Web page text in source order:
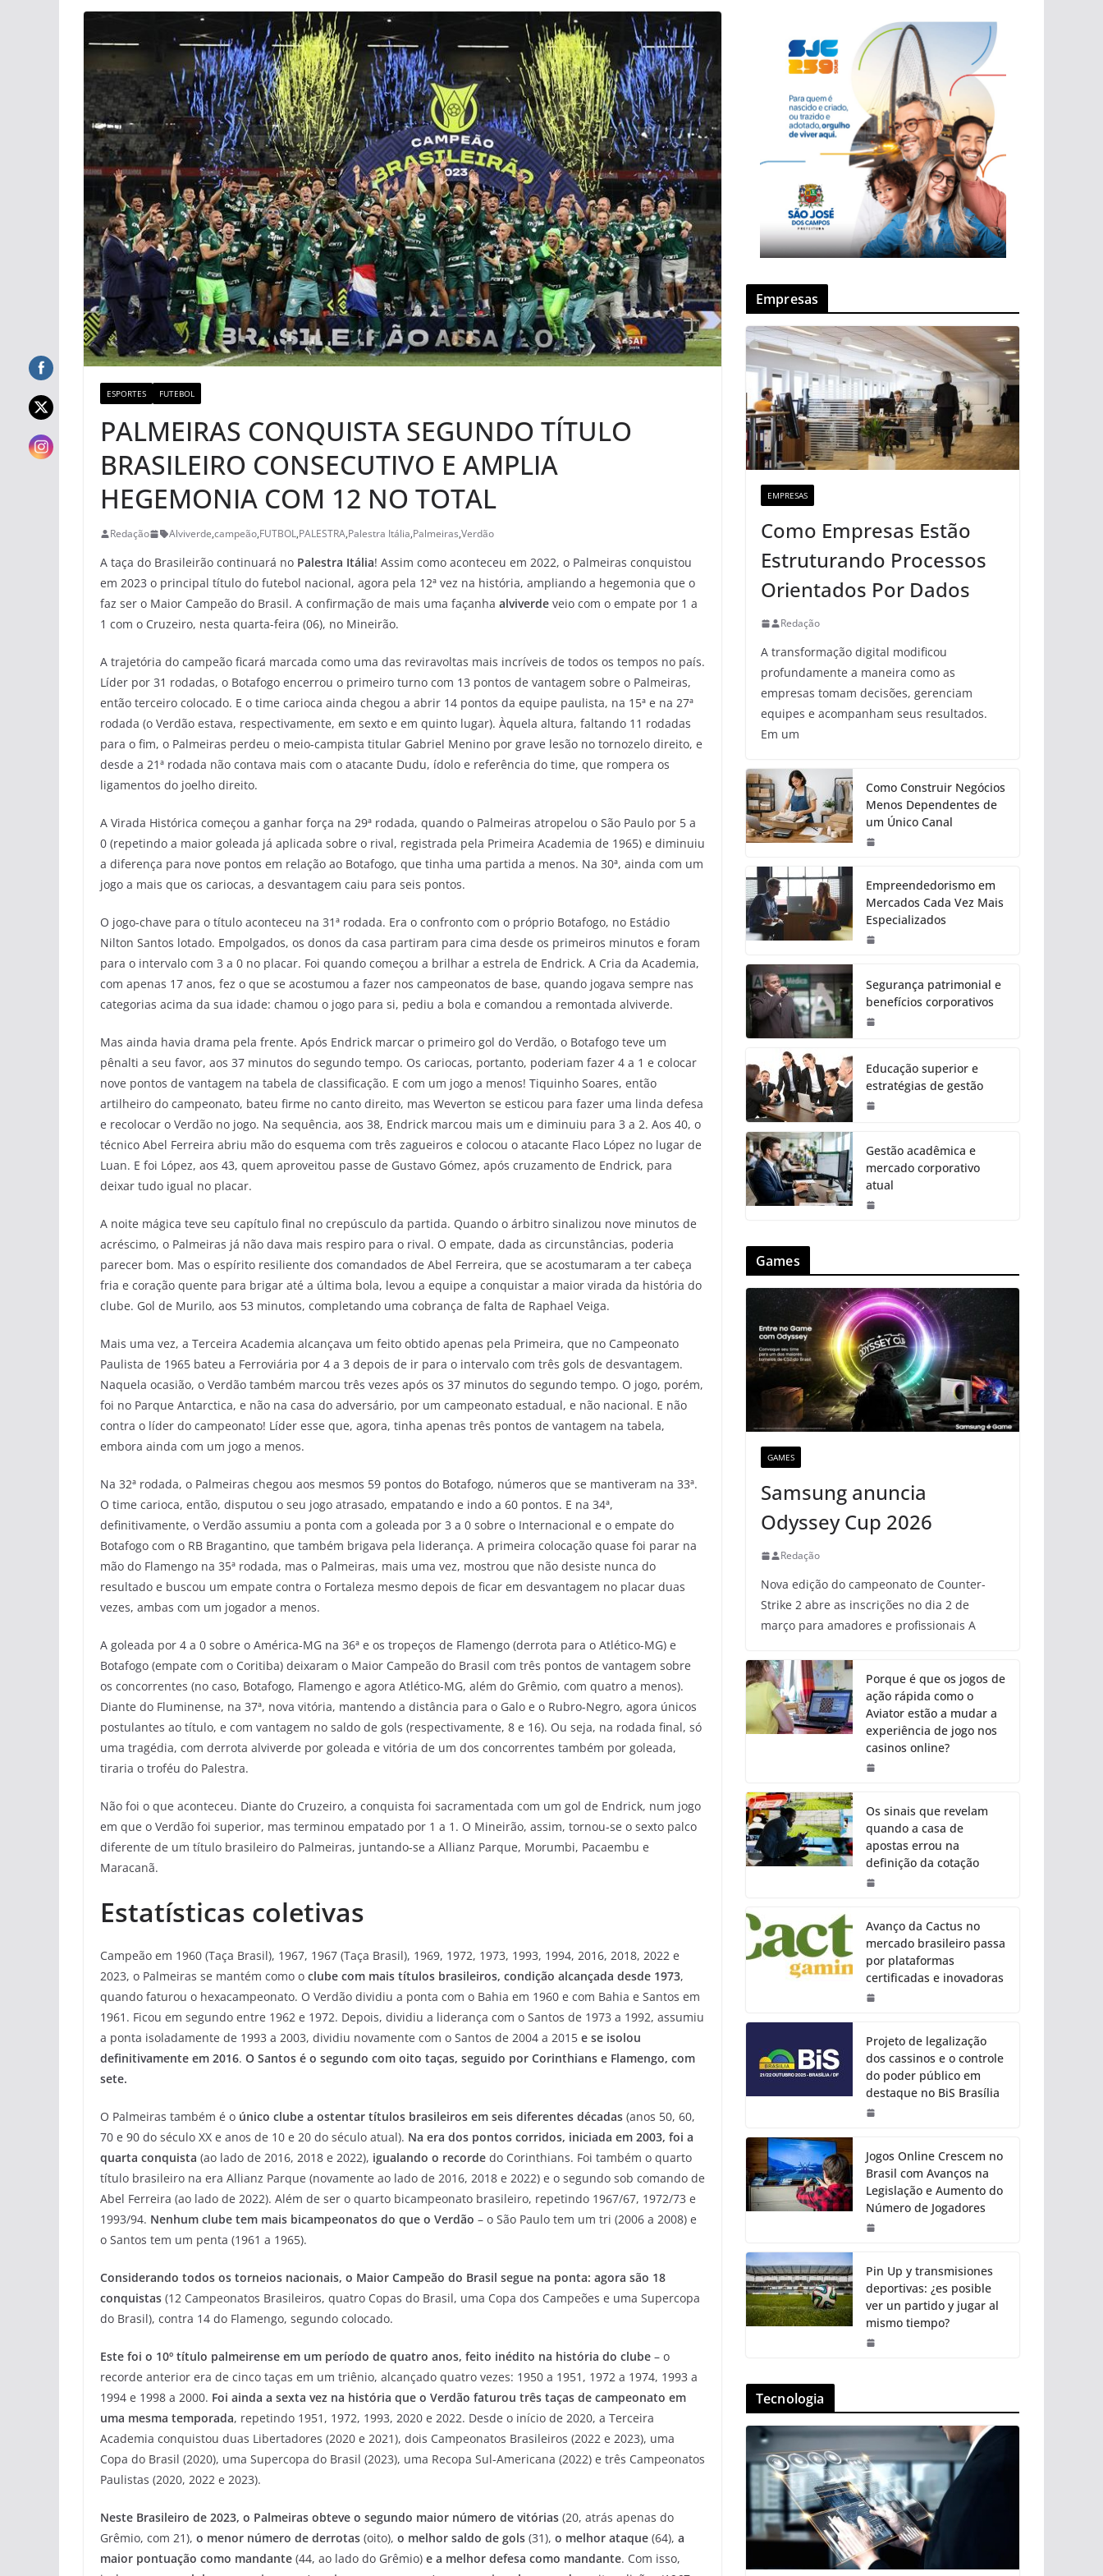
ESPORTES FUTEBOL
PALMEIRAS CONQUISTA SEGUNDO TÍTULO
BRASILEIRO CONSECUTIVO E AMPLIA
HEGEMONIA COM 12 NO TOTAL
Redação Alviverde,campeão,FUTBOL,PALESTRA,Palestra Itália,Palmeiras,Verdão
A taça do Brasileirão continuará no Palestra Itália! Assim como aconteceu em 2022, o Palmeiras conquistou
em 2023 o principal título do futebol nacional, agora pela 12ª vez na história, ampliando a hegemonia que o
faz ser o Maior Campeão do Brasil. A confirmação de mais uma façanha alviverde veio com o empate por 1 a
1 com o Cruzeiro, nesta quarta-feira (06), no Mineirão.
A trajetória do campeão ficará marcada como uma das reviravoltas mais incríveis de todos os tempos no país.
Líder por 31 rodadas, o Botafogo encerrou o primeiro turno com 13 pontos de vantagem sobre o Palmeiras,
então terceiro colocado. E o time carioca ainda chegou a abrir 14 pontos da equipe paulista, na 15ª e na 27ª
rodada (o Verdão estava, respectivamente, em sexto e em quinto lugar). Àquela altura, faltando 11 rodadas
para o fim, o Palmeiras perdeu o meio-campista titular Gabriel Menino por grave lesão no tornozelo direito, e
desde a 21ª rodada não contava mais com o atacante Dudu, ídolo e referência do time, que rompera os
ligamentos do joelho direito.
A Virada Histórica começou a ganhar força na 29ª rodada, quando o Palmeiras atropelou o São Paulo por 5 a
0 (repetindo a maior goleada já aplicada sobre o rival, registrada pela Primeira Academia de 1965) e diminuiu
a diferença para nove pontos em relação ao Botafogo, que tinha uma partida a menos. Na 30ª, ainda com um
jogo a mais que os cariocas, a desvantagem caiu para seis pontos.
O jogo-chave para o título aconteceu na 31ª rodada. Era o confronto com o próprio Botafogo, no Estádio
Nilton Santos lotado. Empolgados, os donos da casa partiram para cima desde os primeiros minutos e foram
para o intervalo com 3 a 0 no placar. Foi quando começou a brilhar a estrela de Endrick. A Cria da Academia,
com apenas 17 anos, fez o que se acostumou a fazer nos campeonatos de base, quando jogava sempre nas
categorias acima da sua idade: chamou o jogo para si, pediu a bola e comandou a remontada alviverde.
Mas ainda havia drama pela frente. Após Endrick marcar o primeiro gol do Verdão, o Botafogo teve um
pênalti a seu favor, aos 37 minutos do segundo tempo. Os cariocas, portanto, poderiam fazer 4 a 1 e colocar
nove pontos de vantagem na tabela de classificação. E com um jogo a menos! Tiquinho Soares, então
artilheiro do campeonato, bateu firme no canto direito, mas Weverton se esticou para fazer uma linda defesa
e recolocar o Verdão no jogo. Na sequência, aos 38, Endrick marcou mais um e diminuiu para 3 a 2. Aos 40, o
técnico Abel Ferreira abriu mão do esquema com três zagueiros e colocou o atacante Flaco López no lugar de
Luan. E foi López, aos 43, quem aproveitou passe de Gustavo Gómez, após cruzamento de Endrick, para
deixar tudo igual no placar.
A noite mágica teve seu capítulo final no crepúsculo da partida. Quando o árbitro sinalizou nove minutos de
acréscimo, o Palmeiras já não dava mais respiro para o rival. O empate, dada as circunstâncias, poderia
parecer bom. Mas o espírito resiliente dos comandados de Abel Ferreira, que se acostumaram a ter cabeça
fria e coração quente para brigar até a última bola, levou a equipe a conquistar a maior virada da história do
clube. Gol de Murilo, aos 53 minutos, completando uma cobrança de falta de Raphael Veiga.
Mais uma vez, a Terceira Academia alcançava um feito obtido apenas pela Primeira, que no Campeonato
Paulista de 1965 bateu a Ferroviária por 4 a 3 depois de ir para o intervalo com três gols de desvantagem.
Naquela ocasião, o Verdão também marcou três vezes após os 37 minutos do segundo tempo. O jogo, porém,
foi no Parque Antarctica, e não na casa do adversário, por um campeonato estadual, e não nacional. E não
contra o líder do campeonato! Líder esse que, agora, tinha apenas três pontos de vantagem na tabela,
embora ainda com um jogo a menos.
Na 32ª rodada, o Palmeiras chegou aos mesmos 59 pontos do Botafogo, números que se mantiveram na 33ª.
O time carioca, então, disputou o seu jogo atrasado, empatando e indo a 60 pontos. E na 34ª,
definitivamente, o Verdão assumiu a ponta com a goleada por 3 a 0 sobre o Internacional e o empate do
Botafogo com o RB Bragantino, que também brigava pela liderança. A primeira colocação quase foi parar na
mão do Flamengo na 35ª rodada, mas o Palmeiras, mais uma vez, mostrou que não desiste nunca do
resultado e buscou um empate contra o Fortaleza mesmo depois de ficar em desvantagem no placar duas
vezes, ambas com um jogador a menos.
A goleada por 4 a 0 sobre o América-MG na 36ª e os tropeços de Flamengo (derrota para o Atlético-MG) e
Botafogo (empate com o Coritiba) deixaram o Maior Campeão do Brasil com três pontos de vantagem sobre
os concorrentes (no caso, Botafogo, Flamengo e agora Atlético-MG, além do Grêmio, com quatro a menos).
Diante do Fluminense, na 37ª, nova vitória, mantendo a distância para o Galo e o Rubro-Negro, agora únicos
postulantes ao título, e com vantagem no saldo de gols (respectivamente, 8 e 16). Ou seja, na rodada final, só
uma tragédia, com derrota alviverde por goleada e vitória de um dos concorrentes também por goleada,
tiraria o troféu do Palestra.
Não foi o que aconteceu. Diante do Cruzeiro, a conquista foi sacramentada com um gol de Endrick, num jogo
em que o Verdão foi superior, mas terminou empatado por 1 a 1. O Mineirão, assim, tornou-se o sexto palco
diferente de um título brasileiro do Palmeiras, juntando-se a Allianz Parque, Morumbi, Pacaembu e
Maracanã.
Estatísticas coletivas
Campeão em 1960 (Taça Brasil), 1967, 1967 (Taça Brasil), 1969, 1972, 1973, 1993, 1994, 2016, 2018, 2022 e
2023, o Palmeiras se mantém como o clube com mais títulos brasileiros, condição alcançada desde 1973,
quando faturou o hexacampeonato. O Verdão dividiu a ponta com o Bahia em 1960 e com Bahia e Santos em
1961. Ficou em segundo entre 1962 e 1972. Depois, dividiu a liderança com o Santos de 1973 a 1992, assumiu
a ponta isoladamente de 1993 a 2003, dividiu novamente com o Santos de 2004 a 2015 e se isolou
definitivamente em 2016. O Santos é o segundo com oito taças, seguido por Corinthians e Flamengo, com
sete.
O Palmeiras também é o único clube a ostentar títulos brasileiros em seis diferentes décadas (anos 50, 60,
70 e 90 do século XX e anos de 10 e 20 do século atual). Na era dos pontos corridos, iniciada em 2003, foi a
quarta conquista (ao lado de 2016, 2018 e 2022), igualando o recorde do Corinthians. Foi também o quarto
título brasileiro na era Allianz Parque (novamente ao lado de 2016, 2018 e 2022) e o segundo sob comando de
Abel Ferreira (ao lado de 2022). Além de ser o quarto bicampeonato brasileiro, repetindo 1967/67, 1972/73 e
1993/94. Nenhum clube tem mais bicampeonatos do que o Verdão – o São Paulo tem um tri (2006 a 2008) e
o Santos tem um penta (1961 a 1965).
Considerando todos os torneios nacionais, o Maior Campeão do Brasil segue na ponta: agora são 18
conquistas (12 Campeonatos Brasileiros, quatro Copas do Brasil, uma Copa dos Campeões e uma Supercopa
do Brasil), contra 14 do Flamengo, segundo colocado.
Este foi o 10º título palmeirense em um período de quatro anos, feito inédito na história do clube – o
recorde anterior era de cinco taças em um triênio, alcançado quatro vezes: 1950 a 1951, 1972 a 1974, 1993 a
1994 e 1998 a 2000. Foi ainda a sexta vez na história que o Verdão faturou três taças de campeonato em
uma mesma temporada, repetindo 1951, 1972, 1993, 2020 e 2022. Desde o início de 2020, a Terceira
Academia conquistou duas Libertadores (2020 e 2021), dois Campeonatos Brasileiros (2022 e 2023), uma
Copa do Brasil (2020), uma Supercopa do Brasil (2023), uma Recopa Sul-Americana (2022) e três Campeonatos
Paulistas (2020, 2022 e 2023).
Neste Brasileiro de 2023, o Palmeiras obteve o segundo maior número de vitórias (20, atrás apenas do
Grêmio, com 21), o menor número de derrotas (oito), o melhor saldo de gols (31), o melhor ataque (64), a
maior pontuação como mandante (44, ao lado do Grêmio) e a melhor defesa como mandante. Com isso,
Empresas
EMPRESAS
Como Empresas Estão
Estruturando Processos
Orientados Por Dados
Redação
A transformação digital modificou
profundamente a maneira como as
empresas tomam decisões, gerenciam
equipes e acompanham seus resultados.
Em um
Como Construir Negócios
Menos Dependentes de
um Único Canal
Empreendedorismo em
Mercados Cada Vez Mais
Especializados
Segurança patrimonial e
benefícios corporativos
Educação superior e
estratégias de gestão
Gestão acadêmica e
mercado corporativo
atual
Games
GAMES
Samsung anuncia
Odyssey Cup 2026
Redação
Nova edição do campeonato de Counter-
Strike 2 abre as inscrições no dia 2 de
março para amadores e profissionais A
Porque é que os jogos de
ação rápida como o
Aviator estão a mudar a
experiência de jogo nos
casinos online?
Os sinais que revelam
quando a casa de
apostas errou na
definição da cotação
Avanço da Cactus no
mercado brasileiro passa
por plataformas
certificadas e inovadoras
Projeto de legalização
dos cassinos e o controle
do poder público em
destaque no BiS Brasília
Jogos Online Crescem no
Brasil com Avanços na
Legislação e Aumento do
Número de Jogadores
Pin Up y transmisiones
deportivas: ¿es posible
ver un partido y jugar al
mismo tiempo?
Tecnologia